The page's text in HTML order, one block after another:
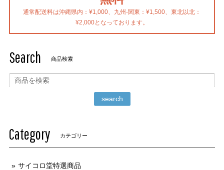
通常配送料は沖縄県内：¥1,000、九州-関東：¥1,500、東北以北：
¥2,000となっております。
Search 商品検索
search
Category カテゴリー
サイコロ堂特選商品